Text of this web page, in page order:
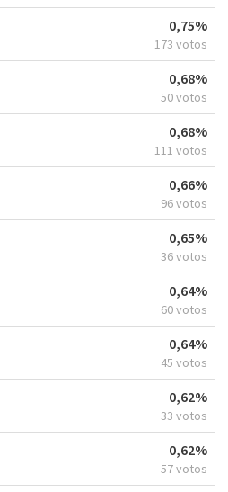
0,75%
173 votos
0,68%
50 votos
0,68%
111 votos
0,66%
96 votos
0,65%
36 votos
0,64%
60 votos
0,64%
45 votos
0,62%
33 votos
0,62%
57 votos